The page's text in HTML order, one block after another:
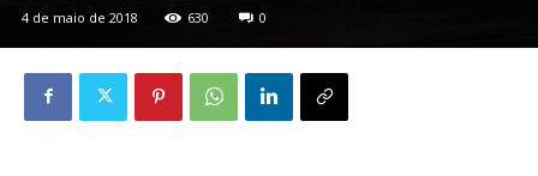
4 de maio de 2018 630 0